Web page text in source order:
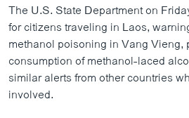
The U.S. State Department on
for citizens traveling in Laos,
methanol poisoning in Vang Vieng,
consumption of methanol-laced
similar alerts from other countries
involved.